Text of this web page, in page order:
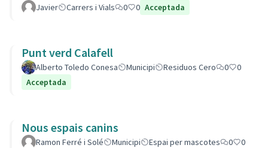
Javier Carrers i Vials 0 0 Acceptada
Punt verd Calafell
Alberto Toledo Conesa Municipi Residuos Cero 0
0
Acceptada
Nous espais canins
Ramon Ferré i Solé Municipi Espai per mascotes 0
0